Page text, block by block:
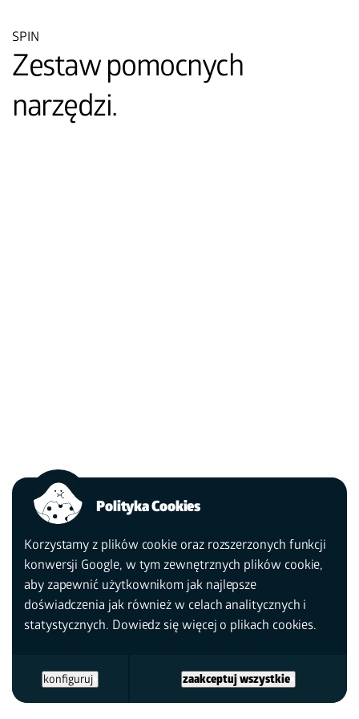
Polityka Cookies
Korzystamy z plików cookie oraz rozszerzonych funkcji
konwersji Google, w tym zewnętrznych plików cookie,
aby zapewnić użytkownikom jak najlepsze
doświadczenia jak również w celach analitycznych i
statystycznych. Dowiedz się więcej o plikach cookies.
konfiguruj zaakceptuj wszystkie
SPIN
Zestaw pomocnych
narzędzi.